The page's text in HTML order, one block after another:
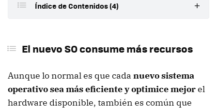
Índice de Contenidos (4)
Aplicaciones no compatibles
diferente
Cómo mejorar el rendimiento del móvil tras actualizar
El nuevo SO consume más recursos
Aunque lo normal es que cada nuevo sistema
operativo sea más eficiente y optimice mejorel
hardware disponible, también es común que